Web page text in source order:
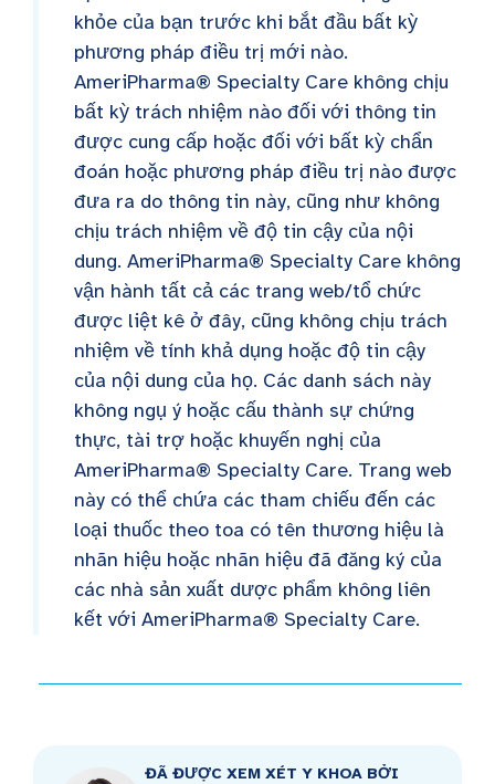
khỏe của bạn trước khi bắt đầu bất kỳ
phương pháp điều trị mới nào.
AmeriPharma® Specialty Care không chịu
bất kỳ trách nhiệm nào đối với thông tin
được cung cấp hoặc đối với bất kỳ chẩn
đoán hoặc phương pháp điều trị nào được
đưa ra do thông tin này, cũng như không
chịu trách nhiệm về độ tin cậy của nội
dung. AmeriPharma® Specialty Care không
vận hành tất cả các trang web/tổ chức
được liệt kê ở đây, cũng không chịu trách
nhiệm về tính khả dụng hoặc độ tin cậy
của nội dung của họ. Các danh sách này
không ngụ ý hoặc cấu thành sự chứng
thực, tài trợ hoặc khuyến nghị của
AmeriPharma® Specialty Care. Trang web
này có thể chứa các tham chiếu đến các
loại thuốc theo toa có tên thương hiệu là
nhãn hiệu hoặc nhãn hiệu đã đăng ký của
các nhà sản xuất dược phẩm không liên
kết với AmeriPharma® Specialty Care.
ĐÃ ĐƯỢC XEM XÉT Y KHOA BỞI